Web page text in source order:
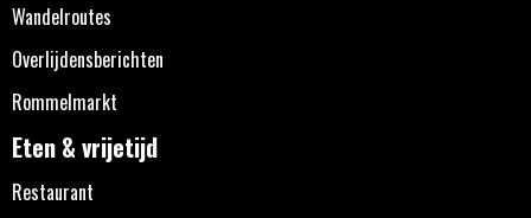
Wandelroutes
Overlijdensberichten
Rommelmarkt
Eten & vrijetijd
Restaurant